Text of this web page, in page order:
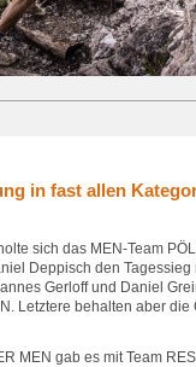
in fast allen
sich das MEN-Team
Deppisch den
Gerloff und Daniel
Letztere behalten aber
MEN gab es mit Team